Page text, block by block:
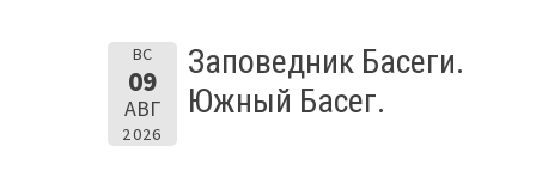
ВС
09
АВГ
2026
Заповедник Басеги.
Южный Басег.